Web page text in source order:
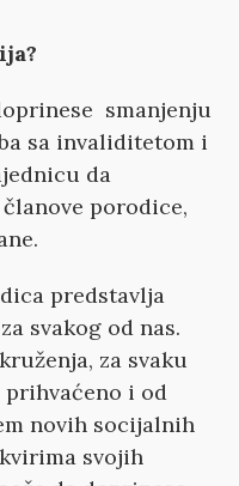
smanjenju
sa invaliditetom i
da
porodice,
predstavlja
svakog od nas.
za svaku
prihvaćeno i od
novih socijalnih
svojih